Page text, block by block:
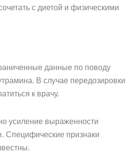
с диетой и физическими
данные по поводу
В случае передозировки
к врачу.
усиление выраженности
Специфические признаки